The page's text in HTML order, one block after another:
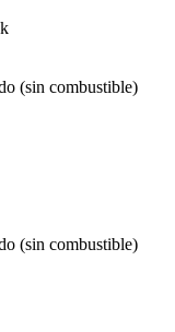
(sin combustible)
(sin combustible)